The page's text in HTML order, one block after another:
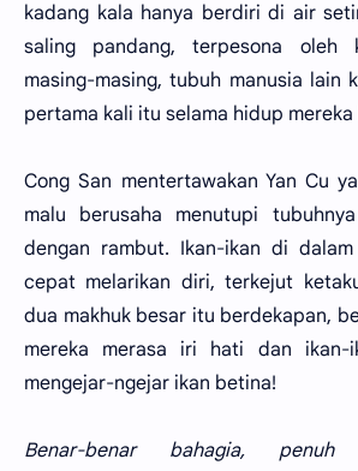
kadang kala hanya berdiri di air
saling pandang, terpesona oleh
masing-masing, tubuh manusia lain
pertama kali itu selama hidup mereka
Cong San mentertawakan Yan Cu
malu berusaha menutupi
dengan rambut. Ikan-ikan di
cepat melarikan diri, terkejut
dua makhuk besar itu berdekapan,
mereka merasa iri hati dan ikan-
mengejar-ngejar ikan betina!
Benar-benar bahagia,